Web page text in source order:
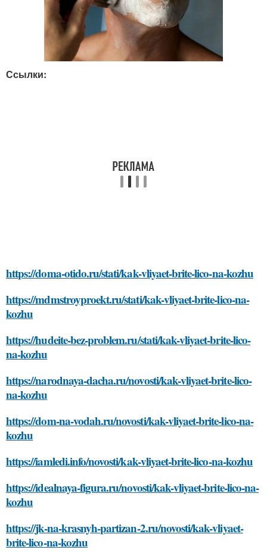
Ссылки:
https://doma-otido.ru/stati/kak-vliyaet-brite-lico-na-kozhu
https://mdmstroyproekt.ru/stati/kak-vliyaet-brite-lico-na-
kozhu
https://hudeite-bez-problem.ru/stati/kak-vliyaet-brite-lico-
na-kozhu
https://narodnaya-dacha.ru/novosti/kak-vliyaet-brite-lico-
na-kozhu
https://dom-na-vodah.ru/novosti/kak-vliyaet-brite-lico-na-
kozhu
https://iamledi.info/novosti/kak-vliyaet-brite-lico-na-kozhu
https://idealnaya-figura.ru/novosti/kak-vliyaet-brite-lico-na-
kozhu
https://jk-na-krasnyh-partizan-2.ru/novosti/kak-vliyaet-
brite-lico-na-kozhu